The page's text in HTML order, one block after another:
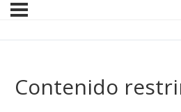
Contenido